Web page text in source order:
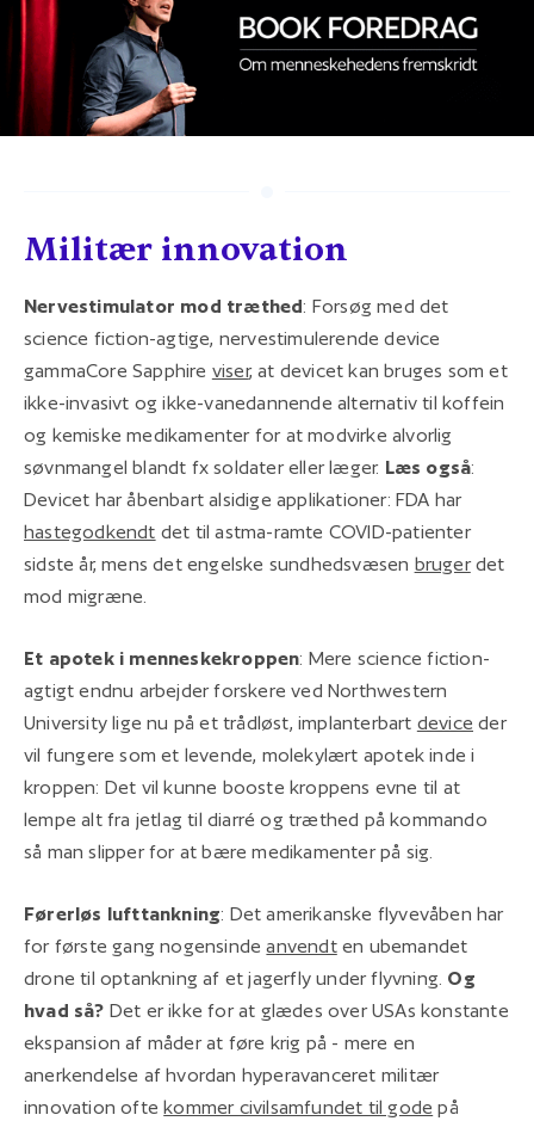
Militær innovation
Nervestimulator mod træthed: Forsøg med det
science fiction-agtige, nervestimulerende device
gammaCore Sapphire viser, at devicet kan bruges som et
ikke-invasivt og ikke-vanedannende alternativ til koffein
og kemiske medikamenter for at modvirke alvorlig
søvnmangel blandt fx soldater eller læger. Læs også:
Devicet har åbenbart alsidige applikationer: FDA har
hastegodkendt det til astma-ramte COVID-patienter
sidste år, mens det engelske sundhedsvæsen brugerdet
mod migræne.
Et apotek i menneskekroppen: Mere science fiction-
agtigt endnu arbejder forskere ved Northwestern
University lige nu på et trådløst, implanterbart device der
vil fungere som et levende, molekylært apotek inde i
kroppen: Det vil kunne booste kroppens evne til at
lempe alt fra jetlag til diarré og træthed på kommando
så man slipper for at bære medikamenter på sig.
Førerløs lufttankning: Det amerikanske flyvevåben har
for første gang nogensindeanvendten ubemandet
drone til optankning af et jagerfly under flyvning. Og
hvad så? Det er ikke for at glædes over USAs konstante
ekspansion af måder at føre krig på - mere en
anerkendelse af hvordan hyperavanceret militær
innovation oftekommer civilsamfundet til gode på